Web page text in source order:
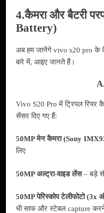
4.कैमरा और बैटरी
Battery)
अब हम जानेंगे vivo s20 pro के
बारे में, आइए जानते हैं।
Vivo S20 Pro में ट्रिपल रियर
सेंसर दिए गए हैं:
50MP मेन कैमरा (Sony
लिए
50MP अल्ट्रा‑वाइड लेंस– बड़े
50MP पेरिस्कोप टेलीफोटो
भी साफ और स्टेबल capture